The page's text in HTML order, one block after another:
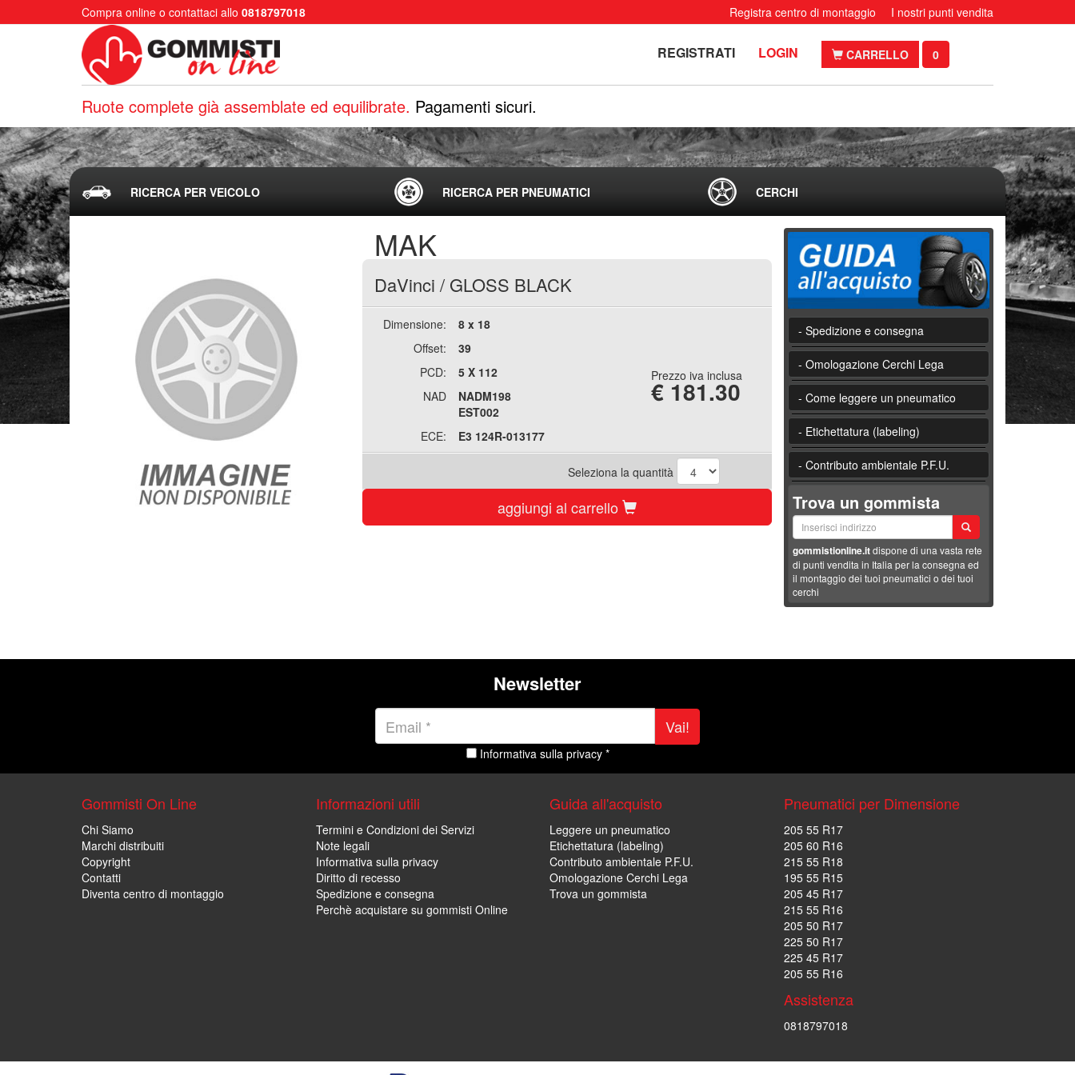
Compra online o contattaci allo 0818797018 Registra centro di montaggio I nostri punti vendita
REGISTRATI LOGIN CARRELLO 0
Ruote complete già assemblate ed equilibrate. Pagamenti sicuri.
RICERCA PER VEICOLO RICERCA PER PNEUMATICI CERCHI
MAK
DaVinci / GLOSS BLACK
Dimensione:
8 x 18
Offset:
39
PCD:
5 X 112
NAD
NADM198
EST002
ECE:
E3 124R-013177
Prezzo iva inclusa
€ 181.30
Seleziona la quantità
aggiungi al carrello
- Spedizione e consegna
- Omologazione Cerchi Lega
- Come leggere un pneumatico
- Etichettatura (labeling)
- Contributo ambientale P.F.U.
Trova un gommista
gommistionline.itdispone di una vasta rete
di punti vendita in Italia per la consegna ed
il montaggio dei tuoi pneumatici o dei tuoi
cerchi
Newsletter
Vai!
Informativa sulla privacy *
Gommisti On Line
Chi Siamo
Marchi distribuiti
Copyright
Contatti
Diventa centro di montaggio
Informazioni utili
Termini e Condizioni dei Servizi
Note legali
Informativa sulla privacy
Diritto di recesso
Spedizione e consegna
Perchè acquistare su gommisti Online
Guida all'acquisto
Leggere un pneumatico
Etichettatura (labeling)
Contributo ambientale P.F.U.
Omologazione Cerchi Lega
Trova un gommista
Pneumatici per Dimensione
205 55 R17
205 60 R16
215 55 R18
195 55 R15
205 45 R17
215 55 R16
205 50 R17
225 50 R17
225 45 R17
205 55 R16
Assistenza
0818797018